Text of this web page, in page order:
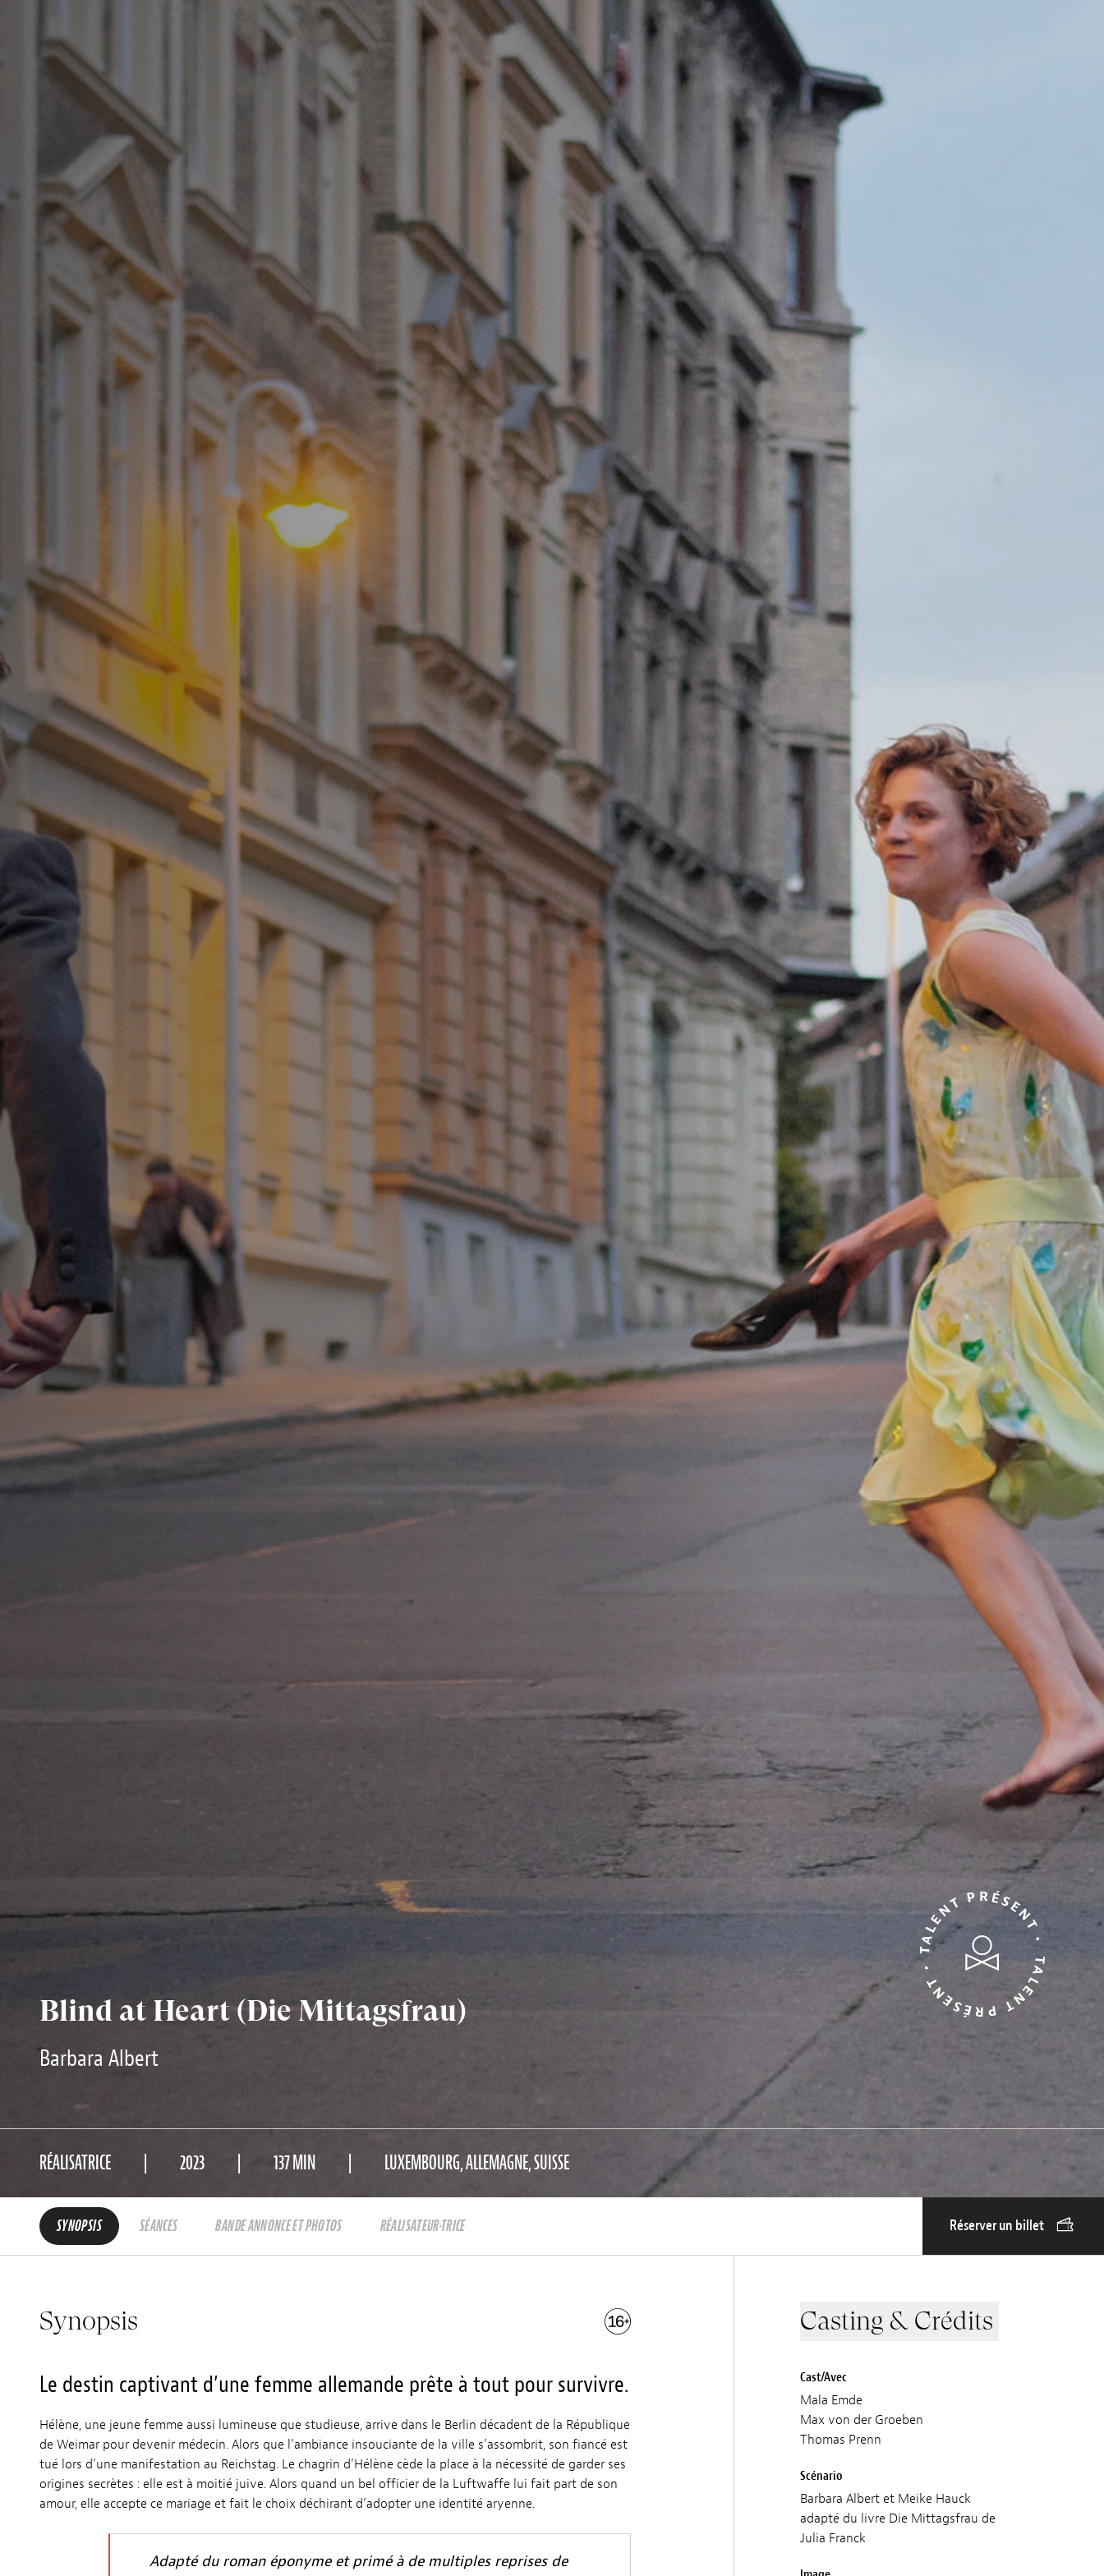
Blind at Heart (Die Mittagsfrau)
Barbara Albert
TALENT PRÉSENT • TALENT PRÉSENT •
RÉALISATRICE 2023 137 MIN LUXEMBOURG, ALLEMAGNE, SUISSE
SYNOPSIS SÉANCES BANDE ANNONCE ET PHOTOS RÉALISATEUR·TRICE Réserver un billet
Synopsis
Le destin captivant d’une femme allemande prête à tout pour survivre.
Hélène, une jeune femme aussi lumineuse que studieuse, arrive dans le Berlin décadent de la République
de Weimar pour devenir médecin. Alors que l’ambiance insouciante de la ville s’assombrit, son fiancé est
tué lors d’une manifestation au Reichstag. Le chagrin d’Hélène cède la place à la nécessité de garder ses
origines secrètes : elle est à moitié juive. Alors quand un bel officier de la Luftwaffe lui fait part de son
amour, elle accepte ce mariage et fait le choix déchirant d’adopter une identité aryenne.
Adapté du roman éponyme et primé à de multiples reprises de
Casting & Crédits
Cast/Avec
Mala Emde
Max von der Groeben
Thomas Prenn
Scénario
Barbara Albert et Meike Hauck
adapté du livre Die Mittagsfrau de
Julia Franck